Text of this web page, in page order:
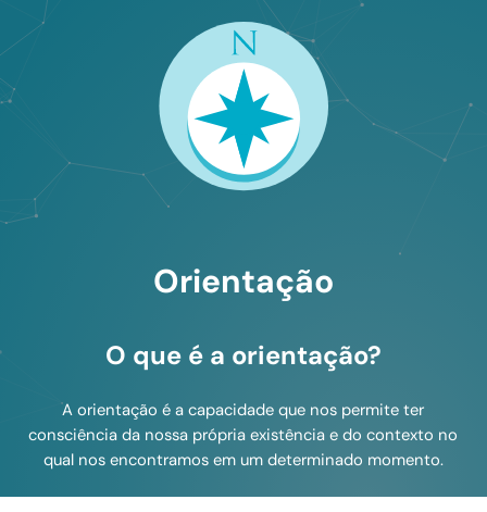
Orientação
O que é a orientação?
A orientação é a capacidade que nos permite ter
consciência da nossa própria existência e do contexto no
qual nos encontramos em um determinado momento.